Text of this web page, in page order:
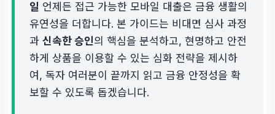
일 언제든 접근 가능한 모바일 대출은 금융 생활의
유연성을 더합니다. 본 가이드는 비대면 심사 과정
과 신속한 승인의 핵심을 분석하고, 현명하고 안전
하게 상품을 이용할 수 있는 심화 전략을 제시하
여, 독자 여러분이 끝까지 읽고 금융 안정성을 확
보할 수 있도록 돕겠습니다.